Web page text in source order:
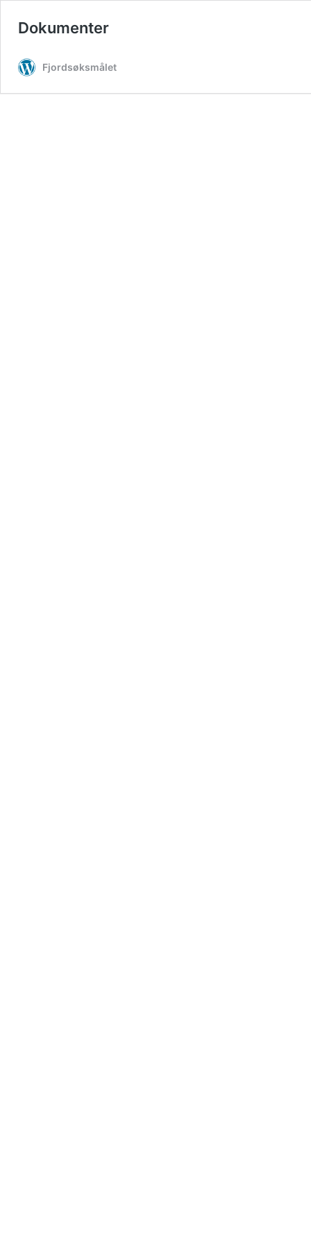
Dokumenter
Fjordsøksmålet